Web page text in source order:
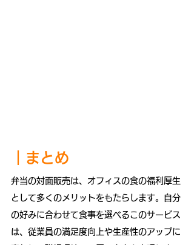
まとめ
弁当の対面販売は、オフィスの食の福利厚生
として多くのメリットをもたらします。自分
の好みに合わせて食事を選べるこのサービス
は、従業員の満足度向上や生産性のアップに